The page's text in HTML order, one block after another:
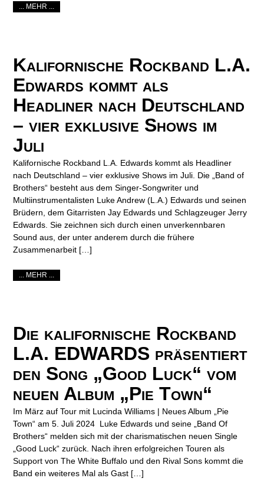
... MEHR ...
Kalifornische Rockband L.A.
Edwards kommt als
Headliner nach Deutschland
– vier exklusive Shows im
Juli
Kalifornische Rockband L.A. Edwards kommt als Headliner
nach Deutschland – vier exklusive Shows im Juli. Die „Band of
Brothers“ besteht aus dem Singer-Songwriter und
Multiinstrumentalisten Luke Andrew (L.A.) Edwards und seinen
Brüdern, dem Gitarristen Jay Edwards und Schlagzeuger Jerry
Edwards. Sie zeichnen sich durch einen unverkennbaren
Sound aus, der unter anderem durch die frühere
Zusammenarbeit […]
... MEHR ...
Die kalifornische Rockband
L.A. EDWARDS präsentiert
den Song „Good Luck“ vom
neuen Album „Pie Town“
Im März auf Tour mit Lucinda Williams | Neues Album „Pie
Town“ am 5. Juli 2024 Luke Edwards und seine „Band Of
Brothers“ melden sich mit der charismatischen neuen Single
„Good Luck“ zurück. Nach ihren erfolgreichen Touren als
Support von The White Buffalo und den Rival Sons kommt die
Band ein weiteres Mal als Gast […]